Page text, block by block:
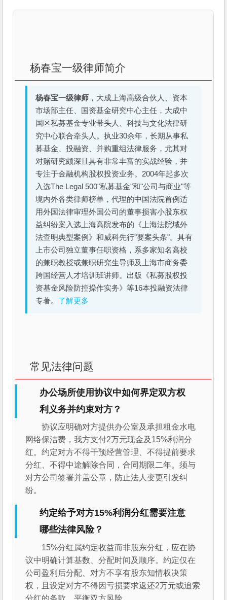
杨春宝一级律师简介
杨春宝一级律师 ，大成上海高级合伙人、资本
市场部主任、国资基金研究中心主任，大成中
国区私募基金专业带头人、科技与文化法律研
究中心联合牵头人。执业30余年，长期从事私
募基金、投融资、并购重组法律服务，尤其对
对赌研究颇深且具有非常丰富的实战经验，并
专注于金融机构股权投资业务。2004年起多次
入选The Legal 500"私募基金"和"公司与商业"等
境内外各类律师榜单，代理的中国法院首例适
用外国法律审理外国公司的董事损害小股东权
益纠纷案入选上海高院发布的《上海法院域外
法查明典型案例》和威科先行"要案头条"。具有
上市公司独立董事任职资格，系多家知名高校
的兼职教授或兼职研究生导师及上海市商务委
跨国经营人才培训班讲师。出版《私募股权投
资基金风险防控操作实务》等16本投融资法律
专著。 了解更多
常见法律问题
办公场所使用协议中如何界定双方权
利义务并约束对方？
协议应明确对方提供办公室及承担租金水电
网络保洁费，我方支付2万元现金及15%利润分
红。约定对方不得干预经营管理、不得提前要求
分红、不得中途解除合同，合同期限二年。须与
对方公司签署并盖公章，防止法人变更引发纠
纷。
约定给予对方15%利润分红需要注意
哪些法律风险？
15%分红属约定收益而非股东分红，应在协
议中明确计算基数、分配时间及顺序。约定仅在
公司盈利后分配、对方不享有股东知情权决策
权，且设定对方不得因亏损要求返还2万元或追索
分红的条款，平衡双方风险。